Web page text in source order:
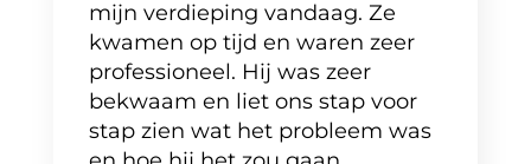
mijn verdieping vandaag. Ze
kwamen op tijd en waren zeer
professioneel. Hij was zeer
bekwaam en liet ons stap voor
stap zien wat het probleem was